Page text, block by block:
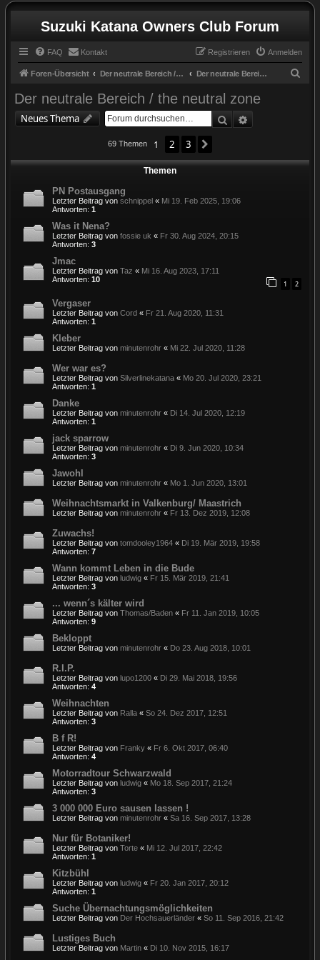
Suzuki Katana Owners Club Forum
FAQ Kontakt Anmelden
Registrieren
Foren-Übersicht Der neutrale Bereich / the neutral zone Der neutrale Bereich / the neutral zone
Der neutrale Bereich / the neutral zone
Neues Thema Suche
69 Themen 1 2 3
Themen
PN Postausgang
Letzter Beitrag von schnippel « Mi 19. Feb 2025, 19:06
Antworten: 1
Was it Nena?
Letzter Beitrag von fossie uk « Fr 30. Aug 2024, 20:15
Antworten: 3
Jmac
Letzter Beitrag von Taz « Mi 16. Aug 2023, 17:11
Antworten: 10 1 2
Vergaser
Letzter Beitrag von Cord « Fr 21. Aug 2020, 11:31
Antworten: 1
Kleber
Letzter Beitrag von minutenrohr « Mi 22. Jul 2020, 11:28
Wer war es?
Letzter Beitrag von Silverlinekatana « Mo 20. Jul 2020, 23:21
Antworten: 1
Danke
Letzter Beitrag von minutenrohr « Di 14. Jul 2020, 12:19
Antworten: 1
jack sparrow
Letzter Beitrag von minutenrohr « Di 9. Jun 2020, 10:34
Antworten: 3
Jawohl
Letzter Beitrag von minutenrohr « Mo 1. Jun 2020, 13:01
Weihnachtsmarkt in Valkenburg/ Maastrich
Letzter Beitrag von minutenrohr « Fr 13. Dez 2019, 12:08
Zuwachs!
Letzter Beitrag von tomdooley1964 « Di 19. Mär 2019, 19:58
Antworten: 7
Wann kommt Leben in die Bude
Letzter Beitrag von ludwig « Fr 15. Mär 2019, 21:41
Antworten: 3
... wenn´s kälter wird
Letzter Beitrag von Thomas/Baden « Fr 11. Jan 2019, 10:05
Antworten: 9
Bekloppt
Letzter Beitrag von minutenrohr « Do 23. Aug 2018, 10:01
R.I.P.
Letzter Beitrag von lupo1200 « Di 29. Mai 2018, 19:56
Antworten: 4
Weihnachten
Letzter Beitrag von Ralla « So 24. Dez 2017, 12:51
Antworten: 3
B f R!
Letzter Beitrag von Franky « Fr 6. Okt 2017, 06:40
Antworten: 4
Motorradtour Schwarzwald
Letzter Beitrag von ludwig « Mo 18. Sep 2017, 21:24
Antworten: 3
3 000 000 Euro sausen lassen !
Letzter Beitrag von minutenrohr « Sa 16. Sep 2017, 13:28
Nur für Botaniker!
Letzter Beitrag von Torte « Mi 12. Jul 2017, 22:42
Antworten: 1
Kitzbühl
Letzter Beitrag von ludwig « Fr 20. Jan 2017, 20:12
Antworten: 1
Suche Übernachtungsmöglichkeiten
Letzter Beitrag von Der Hochsauerländer « So 11. Sep 2016, 21:42
Lustiges Buch
Letzter Beitrag von Martin « Di 10. Nov 2015, 16:17